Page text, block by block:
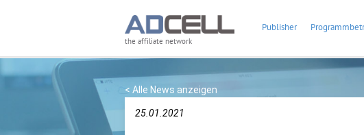
the affiliate network
Publisher
< Alle News anzeigen
25.01.2021